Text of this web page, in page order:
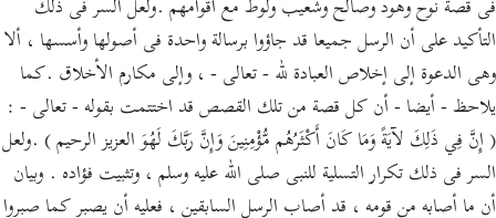
فى قصة نوح وهود وصالح وشعيب ولوط مع أقوامهم .ولعل السر فى ذلك
التأكيد على أن الرسل جميعا قد جاؤوا برسالة واحدة فى أصولها وأسسها ، ألا
وهى الدعوة إلى إخلاص العبادة لله - تعالى - ، وإلى مكارم الأخلاق .كما
يلاحظ - أيضا - أن كل قصة من تلك القصص قد اختتمت بقوله - تعالى - :
( إِنَّ فِي ذَلِكَ لآيَةً وَمَا كَانَ أَكْثَرُهُم مُّؤْمِنِينَ وَإِنَّ رَبَّكَ لَهُوَ العزيز الرحيم ) .ولعل
السر فى ذلك تكرار التسلية للنبى صلى الله عليه وسلم ، وتثبيت فؤاده . وبيان
أن ما أصابه من قومه ، قد أصاب الرسل السابقين ، فعليه أن يصبر كما صبروا